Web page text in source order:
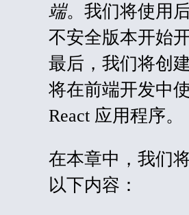
端。我们将使用
不安全版本开始开
最后，我们将创
将在前端开发中
React 应用程序。
在本章中，我们
以下内容：